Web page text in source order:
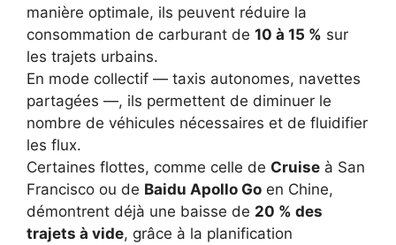
manière optimale, ils peuvent réduire la
consommation de carburant de 10 à 15 % sur
les trajets urbains.
En mode collectif — taxis autonomes, navettes
partagées —, ils permettent de diminuer le
nombre de véhicules nécessaires et de fluidifier
les flux.
Certaines flottes, comme celle de Cruise à San
Francisco ou de Baidu Apollo Go en Chine,
démontrent déjà une baisse de 20 % des
trajets à vide, grâce à la planification